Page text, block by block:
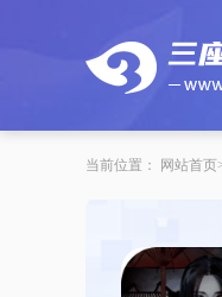
当前位置： 网站首页